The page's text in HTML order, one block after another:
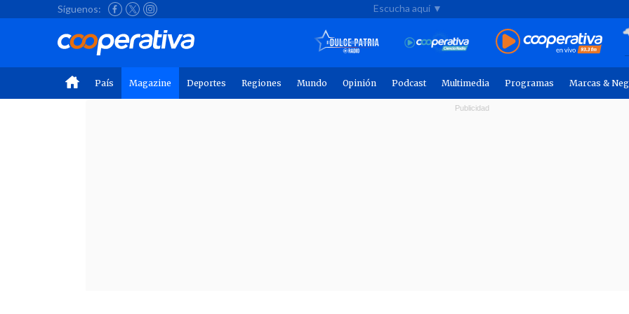
Síguenos: Escucha aquí ▼
País Magazine Deportes Regiones Mundo Opinión Podcast Multimedia Programas Marcas &